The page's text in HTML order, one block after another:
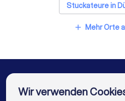
Stuckateure in
Stuckateure in Dortmund
Stuckateure in Leipzig
add Mehr Orte
Wir verwenden